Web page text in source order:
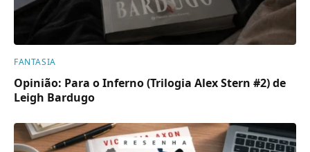
FANTASIA
Opinião: Para o Inferno (Trilogia Alex Stern #2) de
Leigh Bardugo